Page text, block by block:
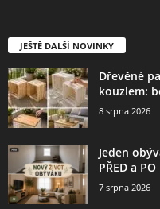
JEŠTĚ DALŠÍ NOVINKY
Dřevěné
kouzlem:
8 srpna 2026
Jeden
PŘED a PO
7 srpna 2026